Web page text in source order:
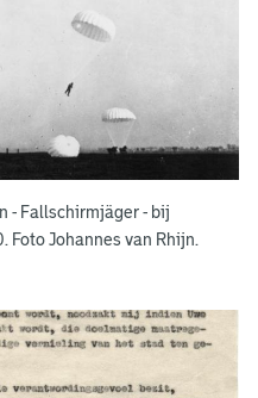
- Fallschirmjäger - bij
Foto Johannes van Rhijn.